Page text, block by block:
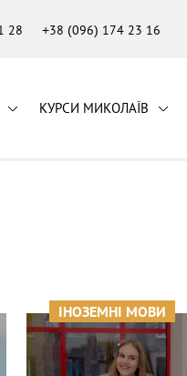
28 +38 (096) 174 23 16
КУРСИ МИКОЛАЇВ
ІНОЗЕМНІ МОВИ